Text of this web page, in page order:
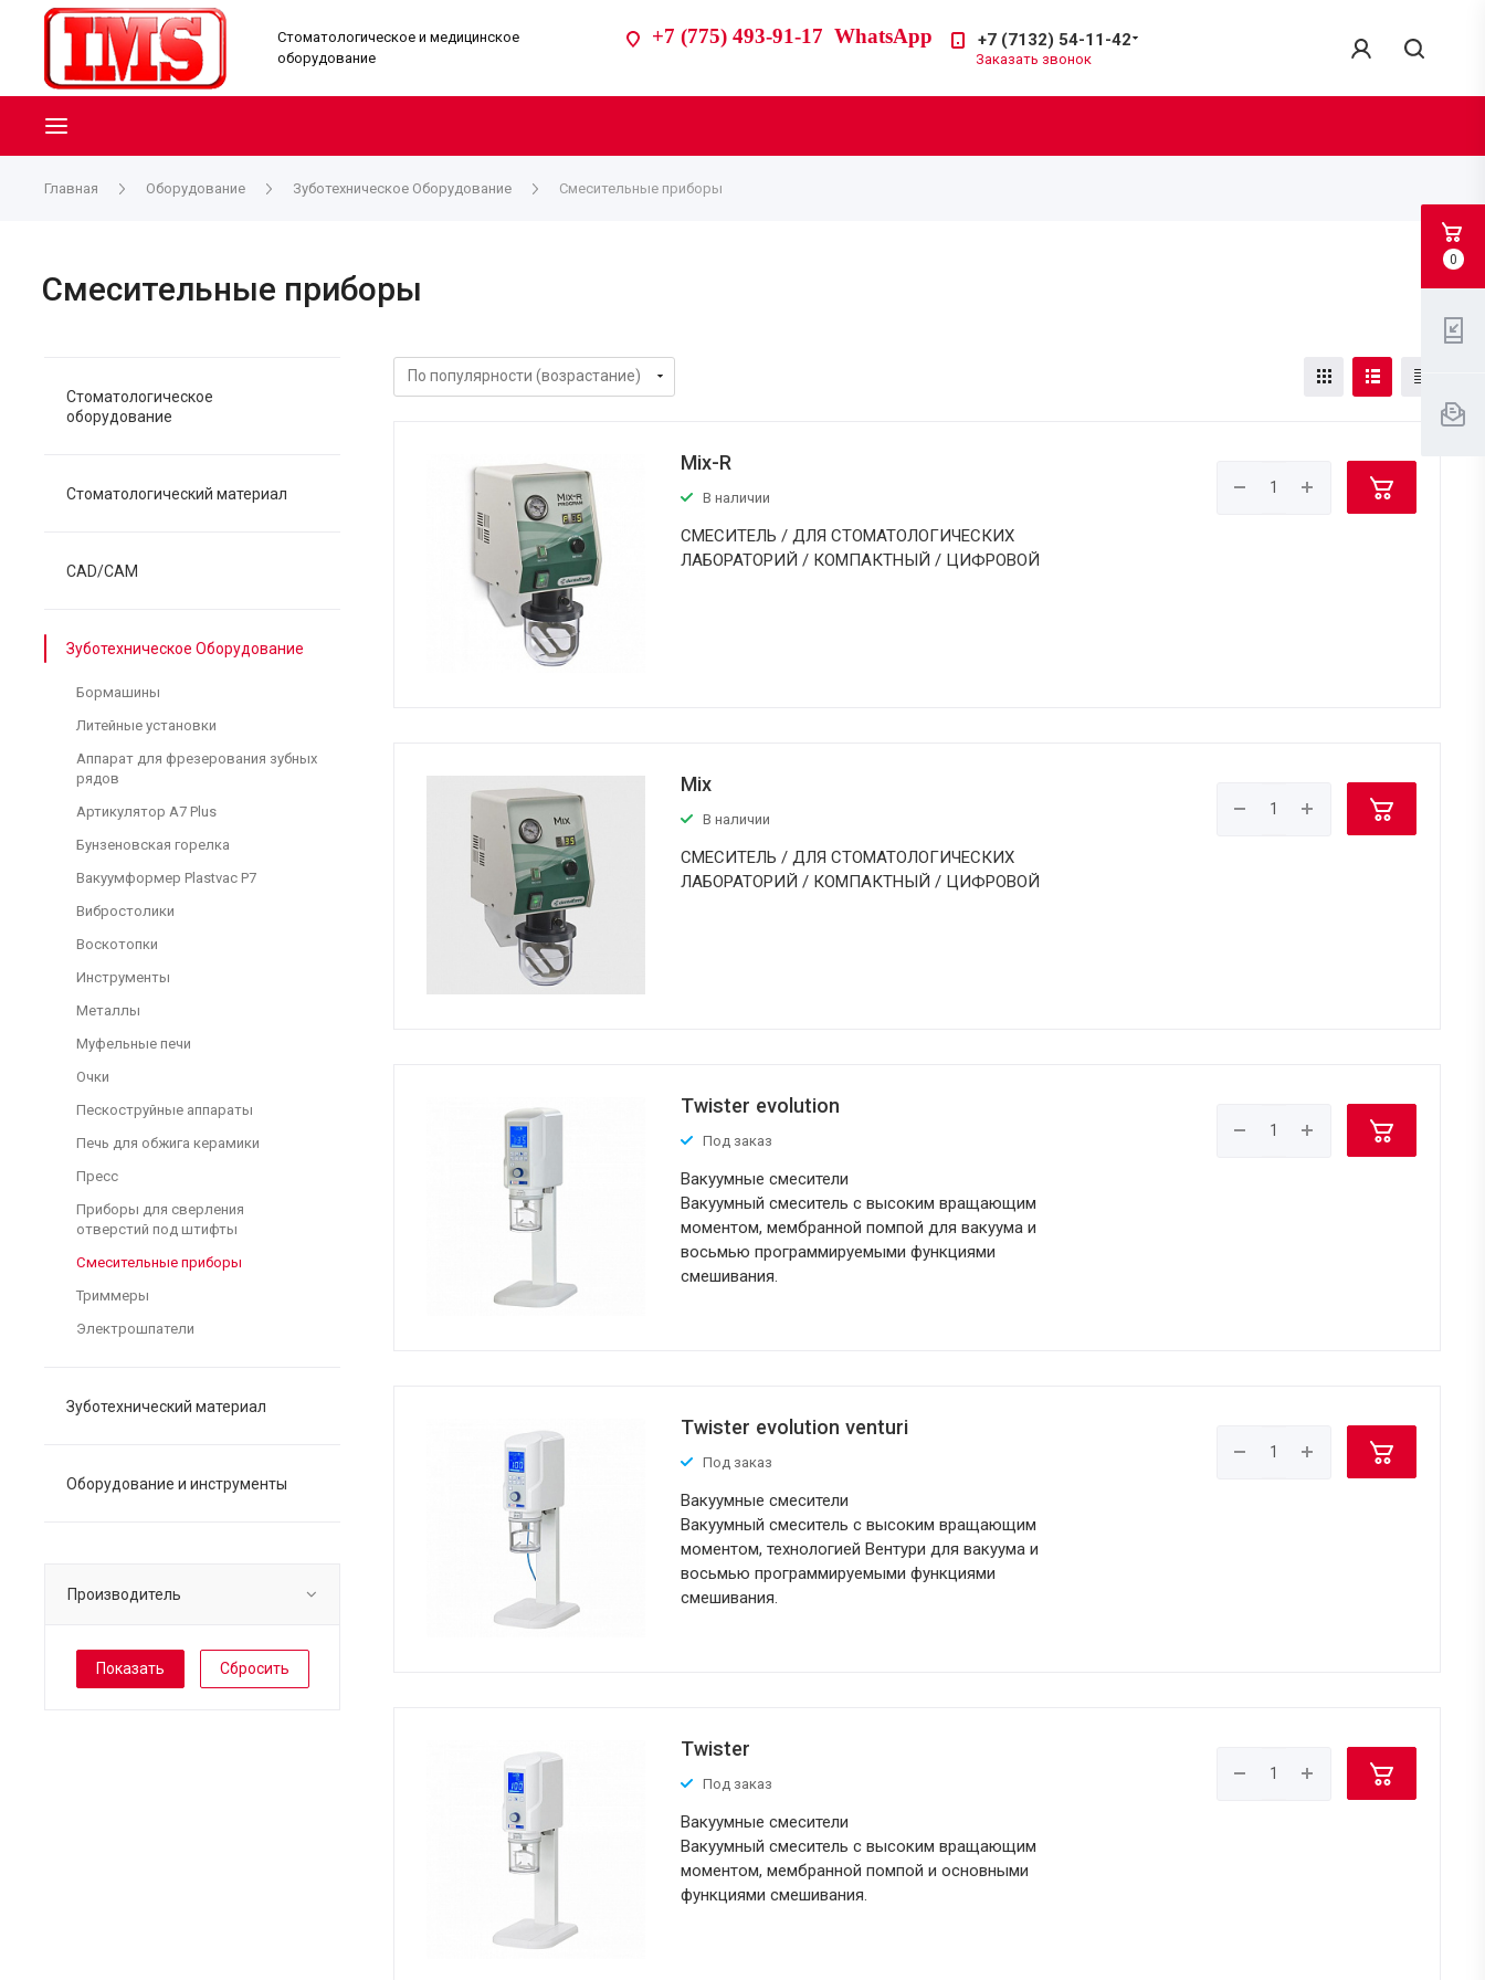
Стоматологическое и медицинское
оборудование
+7 (775) 493-91-17 WhatsApp +7 (7132) 54-11-42
Заказать звонок
Главная Оборудование Зуботехническое Оборудование Смесительные приборы
Смесительные приборы
Mix-R
В наличии
СМЕСИТЕЛЬ / ДЛЯ СТОМАТОЛОГИЧЕСКИХ
ЛАБOРАТОРИЙ / КОМПАКТНЫЙ / ЦИФРОВОЙ
Mix
В наличии
СМЕСИТЕЛЬ / ДЛЯ СТОМАТОЛОГИЧЕСКИХ
ЛАБOРАТОРИЙ / КОМПАКТНЫЙ / ЦИФРОВОЙ
Twister evolution
Под заказ
Вакуумные смесители
Вакуумный смеситель с высоким вращающим
моментом, мембранной помпой для вакуума и
восьмью программируемыми функциями
смешивания.
Twister evolution venturi
Под заказ
Вакуумные смесители
Вакуумный смеситель с высоким вращающим
моментом, технологией Вентури для вакуума и
восьмью программируемыми функциями
смешивания.
Twister
Под заказ
Вакуумные смесители
Вакуумный смеситель с высоким вращающим
моментом, мембранной помпой и основными
функциями смешивания.
Стоматологическое
оборудование
Стоматологический материал
CAD/CAM
Зуботехническое Оборудование
Бормашины
Литейные установки
Аппарат для фрезерования зубных
рядов
Артикулятор A7 Plus
Бунзеновская горелка
Вакуумформер Plastvac P7
Вибростолики
Воскотопки
Инструменты
Металлы
Муфельные печи
Очки
Пескоструйные аппараты
Печь для обжига керамики
Пресс
Приборы для сверления
отверстий под штифты
Смесительные приборы
Триммеры
Электрошпатели
Зуботехнический материал
Оборудование и инструменты
Производитель
Сбросить
0